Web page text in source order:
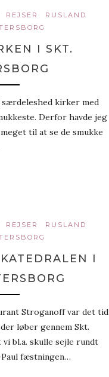
REJSER
RUSLAND
I SKT.
særdeleshed kirker med
Derfor havde jeg
til at se de smukke
REJSER
RUSLAND
I
Stroganoff var det tid
løber gennem Skt.
bl.a. skulle sejle rundt
fæstningen…